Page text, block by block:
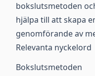
bokslutsmetoden
hjälpa till att skapa
genomförande av
Relevanta nyckelord
Bokslutsmetoden